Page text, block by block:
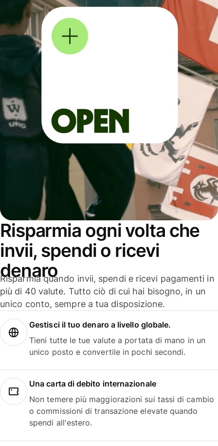
Risparmia ogni volta che
invii, spendi o ricevi
denaro
Risparmia quando invii, spendi e ricevi pagamenti in
più di 40 valute. Tutto ciò di cui hai bisogno, in un
unico conto, sempre a tua disposizione.
Gestisci il tuo denaro a livello globale.
Tieni tutte le tue valute a portata di mano in un
unico posto e convertile in pochi secondi.
Una carta di debito internazionale
Non temere più maggiorazioni sui tassi di cambio
o commissioni di transazione elevate quando
spendi all'estero.